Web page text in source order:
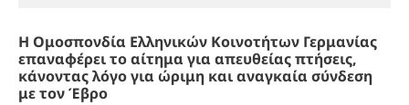
Η Ομοσπονδία Ελληνικών Κοινοτήτων Γερμανίας
επαναφέρει το αίτημα για απευθείας πτήσεις,
κάνοντας λόγο για ώριμη και αναγκαία σύνδεση
με τον Έβρο